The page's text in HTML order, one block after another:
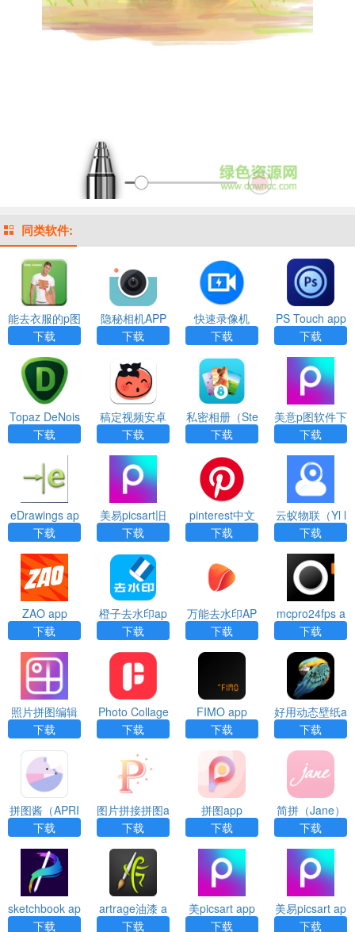
同类软件:
能去衣服的p图
app下载
下载
隐秘相机APP
下载
下载
快速录像机
（Quick Video
Recorder）ap
p
下载
PS Touch app
下载
Topaz DeNois
e AI（PS降噪
插件）
下载
稿定视频安卓
版App
下载
私密相册（Ste
ward Of Albu
m）APP
下载
美意p图软件下
载app
下载
eDrawings ap
p
下载
美易picsart旧
版本下载app
下载
pinterest中文
版安卓版
下载
云蚁物联（Yl l
oT）app
下载
ZAO app
下载
橙子去水印ap
p
下载
万能去水印AP
P
下载
mcpro24fps a
pp
下载
照片拼图编辑
器 app
下载
Photo Collage
Maker app
下载
FIMO app
下载
好用动态壁纸a
pp
下载
拼图酱（APRI
L）app
下载
图片拼接拼图a
pp
下载
拼图app
下载
简拼（Jane）
app
下载
sketchbook ap
p
下载
artrage油漆 a
pp
下载
美picsart app
下载
美易picsart ap
p下载
下载